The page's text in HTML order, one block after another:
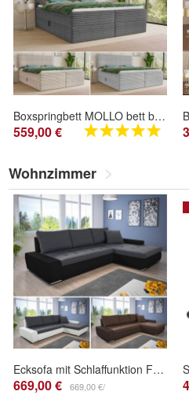
Boxspringbett MOLLO bett bettkasten topper Doppelbett mit Bonell-Matratze cord
559,00 €
Wohnzimmer
Ecksofa mit Schlaffunktion Faris - Couch mit Bettkasten, Sofagarnitur, Sofa, Eckcouch
669,00 € 669,00 €/